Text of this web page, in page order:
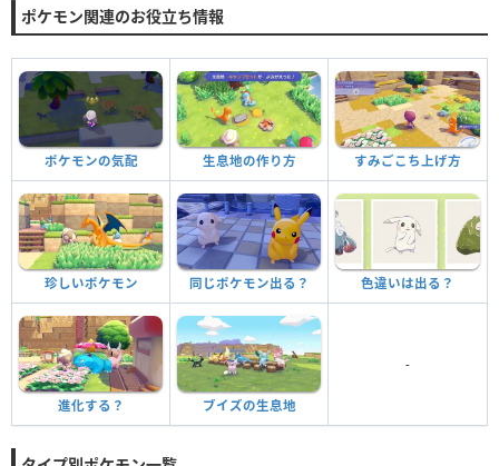
ポケモン関連のお役立ち情報
ポケモンの気配 生息地の作り方 すみごこち上げ方
珍しいポケモン 同じポケモン出る？ 色違いは出る？
進化する？ ブイズの生息地
-